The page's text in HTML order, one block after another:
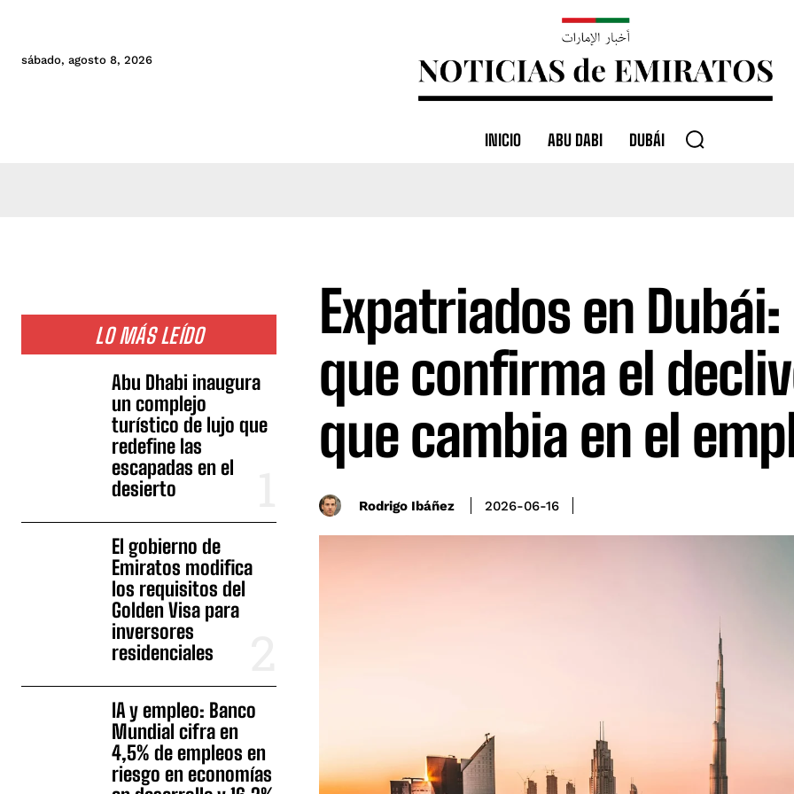
sábado, agosto 8, 2026
INICIO ABU DABI DUBÁI
LO MÁS LEÍDO
Abu Dhabi inaugura
un complejo
turístico de lujo que
redefine las
escapadas en el
desierto
El gobierno de
Emiratos modifica
los requisitos del
Golden Visa para
inversores
residenciales
IA y empleo: Banco
Mundial cifra en
4,5% de empleos en
riesgo en economías
Expatriados en
que confirma el
que cambia en el
Rodrigo Ibáñez 2026-06-16